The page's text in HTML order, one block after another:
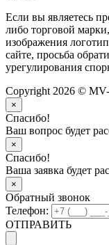
Если вы являетесь
либо торговой
изображения
сайте, просьба
урегулирования
Copyright 2026 ©
×
Спасибо!
Ваш вопрос будет
×
Спасибо!
Ваша заявка будет
×
Обратный звонок
Телефон:
ОТПРАВИТЬ